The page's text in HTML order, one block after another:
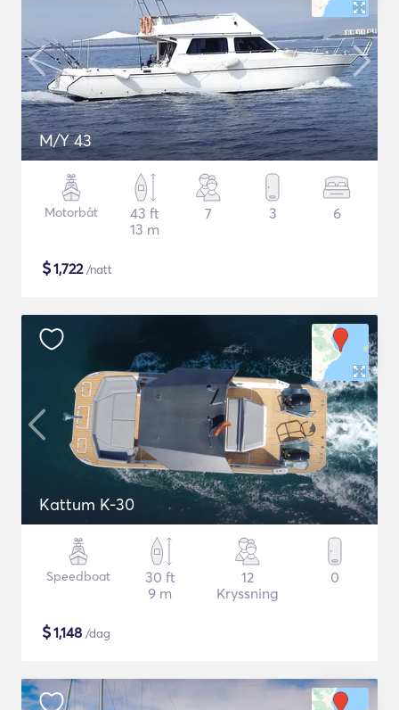
M/Y 43
Motorbåt
43 ft
13 m
7 3 6
$1,722/natt
Kattum K-30
Speedboat
30 ft
9 m
12
Kryssning
0
$1,148 /dag